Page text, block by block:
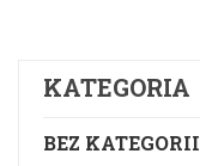
KATEGORIA
BEZ KATEGORII